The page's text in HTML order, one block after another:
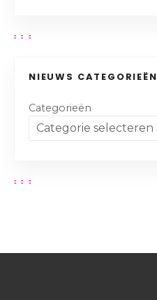
NIEUWS CATEGORIEËN
Categorieën